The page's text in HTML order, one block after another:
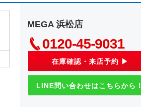
MEGA 浜松店
0120-45-9031
在庫確認・来店予約 ▶
LINE問い合わせはこちらから！